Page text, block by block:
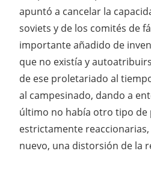
apuntó a cancelar la
soviets y de los comités de
importante añadido de
que no existía y
de ese proletariado al
al campesinado, dando a
último no había otro tipo de
estrictamente
nuevo, una distorsión de la